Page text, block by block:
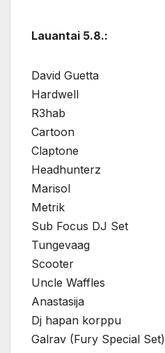
Lauantai 5.8.:
David Guetta
Hardwell
R3hab
Cartoon
Claptone
Headhunterz
Marisol
Metrik
Sub Focus DJ Set
Tungevaag
Scooter
Uncle Waffles
Anastasija
Dj hapan korppu
Galrav (Fury Special Set)